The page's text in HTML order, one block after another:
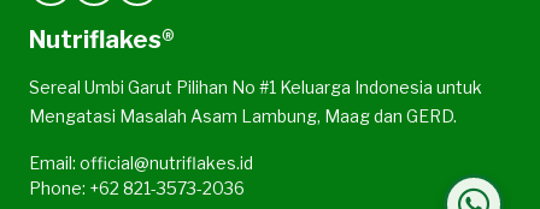
Nutriflakes®
Sereal Umbi Garut Pilihan No #1 Keluarga Indonesia untuk
Mengatasi Masalah Asam Lambung, Maag dan GERD.
Email: official@nutriflakes.id
Phone: +62 821-3573-2036